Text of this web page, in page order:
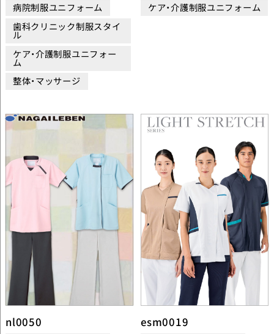
病院制服ユニフォーム
歯科クリニック制服スタイ
ル
ケア・介護制服ユニフォー
ム
整体・マッサージ
ケア・介護制服ユニフォーム
nl0050 esm0019